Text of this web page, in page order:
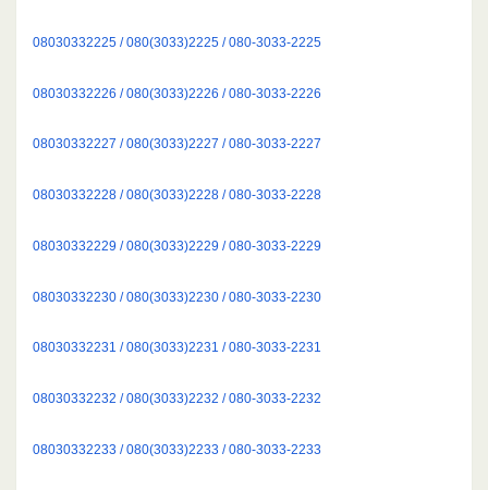
08030332225 / 080(3033)2225 / 080-3033-2225
08030332226 / 080(3033)2226 / 080-3033-2226
08030332227 / 080(3033)2227 / 080-3033-2227
08030332228 / 080(3033)2228 / 080-3033-2228
08030332229 / 080(3033)2229 / 080-3033-2229
08030332230 / 080(3033)2230 / 080-3033-2230
08030332231 / 080(3033)2231 / 080-3033-2231
08030332232 / 080(3033)2232 / 080-3033-2232
08030332233 / 080(3033)2233 / 080-3033-2233